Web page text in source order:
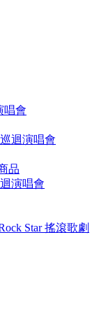
唱會
迴演唱會
品
演唱會
Star 搖滾歌劇